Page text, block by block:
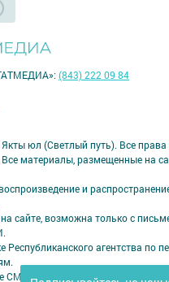
юл (Светлый путь). Все
материалы, размещенные на
и
сайте, возможна только с
Республиканского агентства по
СМИ: Якты юл (Светлый путь)
(843) 222 09 84